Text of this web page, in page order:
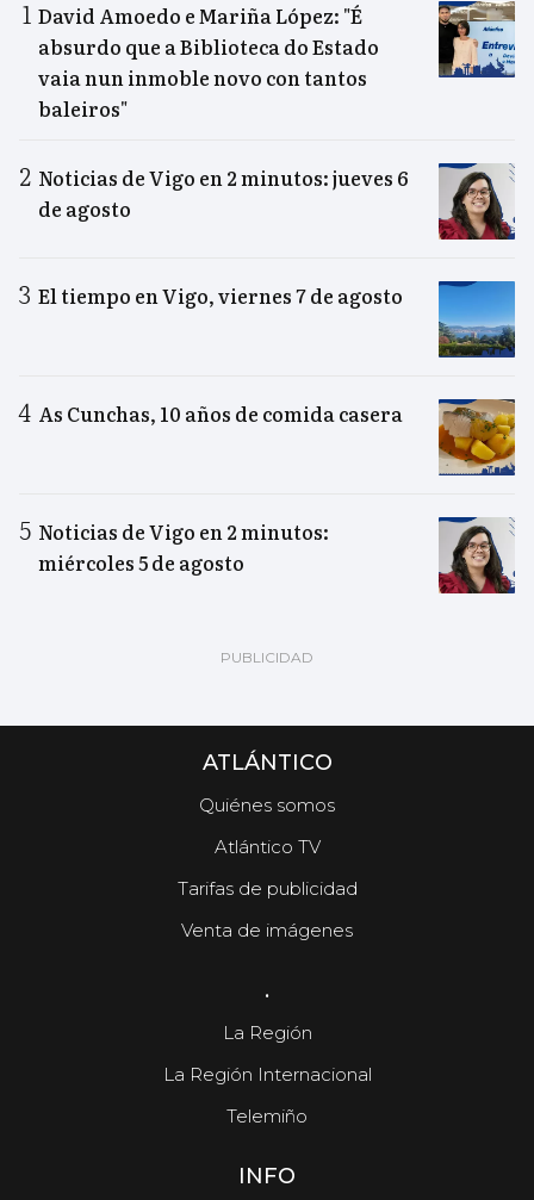
David Amoedo e Mariña López: "É
absurdo que a Biblioteca do Estado
vaia nun inmoble novo con tantos
baleiros"
Noticias de Vigo en 2 minutos: jueves 6
de agosto
El tiempo en Vigo, viernes 7 de agosto
As Cunchas, 10 años de comida casera
Noticias de Vigo en 2 minutos:
miércoles 5 de agosto
ATLÁNTICO
Quiénes somos
Atlántico TV
Tarifas de publicidad
Venta de imágenes
.
La Región
La Región Internacional
Telemiño
INFO